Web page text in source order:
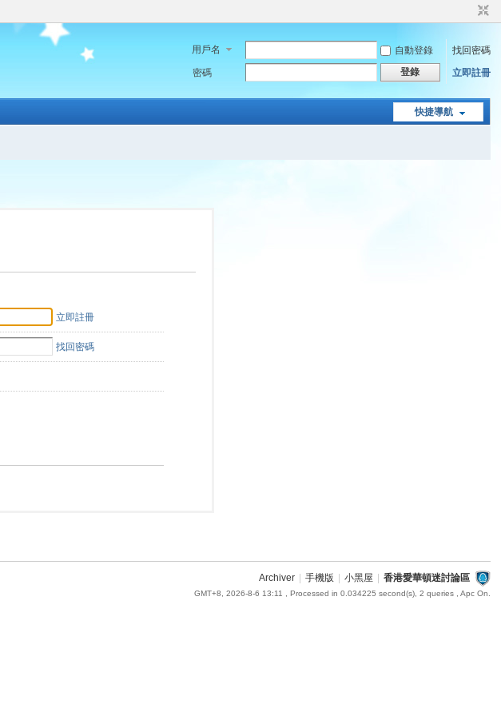
用戶名 自動登錄
找回密碼
密碼
登錄 立即註冊
快捷導航
立即註冊
找回密碼
Archiver 手機版 小黑屋 香港愛華頓迷討論區
GMT+8, 2026-8-6 13:11 , Processed in 0.034225 second(s), 2 queries , Apc On.